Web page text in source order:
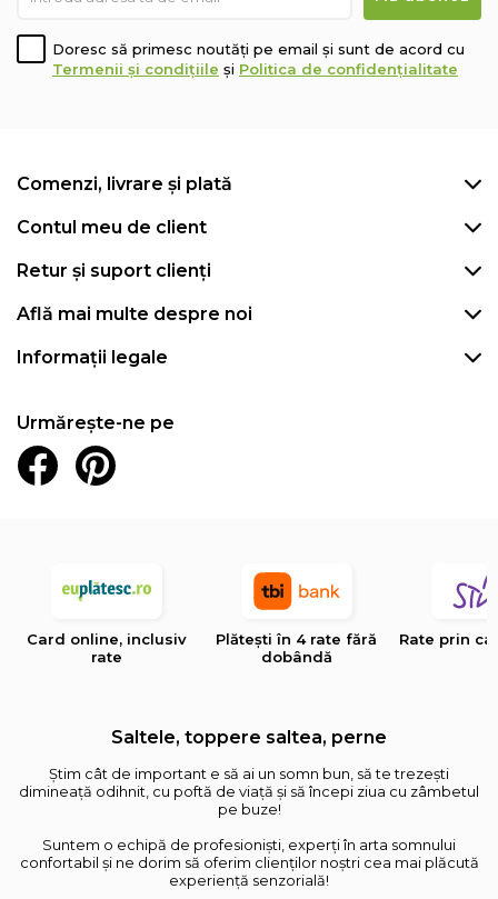
Doresc să primesc noutăți pe email și sunt de acord cu
Termenii și condițiile și Politica de confidențialitate
Comenzi, livrare și plată
Contul meu de client
Retur și suport clienți
Află mai multe despre noi
Informații legale
Urmărește-ne pe
Card online, inclusiv
rate
Plătești în 4 rate fără
dobândă
Rate prin
Saltele, toppere saltea, perne
Știm cât de important e să ai un somn bun, să te trezești
dimineață odihnit, cu poftă de viață și să începi ziua cu zâmbetul
pe buze!
Suntem o echipă de profesioniști, experți în arta somnului
confortabil și ne dorim să oferim clienților noștri cea mai plăcută
experiență senzorială!